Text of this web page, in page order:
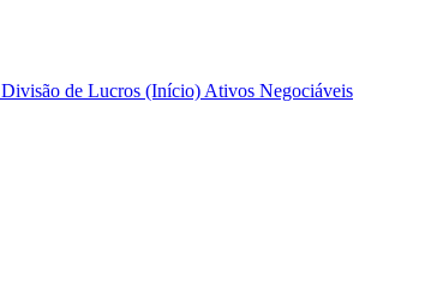
Divisão de Lucros (Início) Ativos Negociáveis